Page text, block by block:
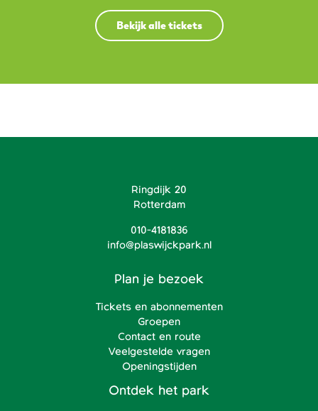
Bekijk alle tickets
Ringdijk 20
Rotterdam
010-4181836
info@plaswijckpark.nl
Plan je bezoek
Tickets en abonnementen
Groepen
Contact en route
Veelgestelde vragen
Openingstijden
Ontdek het park